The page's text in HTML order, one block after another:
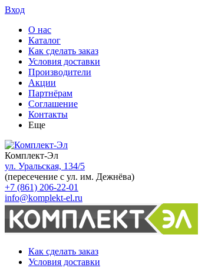
Вход
О нас
Каталог
Как сделать заказ
Условия доставки
Производители
Акции
Партнёрам
Соглашение
Контакты
Еще
Комплект-Эл
ул. Уральская, 134/5
(пересечение с ул. им. Дежнёва)
+7 (861) 206-22-01
info@komplekt-el.ru
Как сделать заказ
Условия доставки